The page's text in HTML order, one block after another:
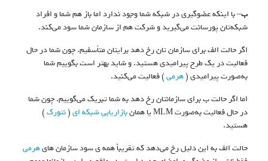
ب– با اینکه عضوگیری در شبکه شما وجود ندارد اما باز هم شما و افراد
شبکه‌تان پورسانت می‌گیرید و شرکت هم از سازمان شما سود می‌کند.
اگر حالت الف برای سازمان تان رخ دهد برایتان متأسفیم. چون شما در حال
فعالیت در یک طرح پیرامیدی هستید. و شاید بهتر است بگوییم شما
به‌صورت پیرامیدی (هرمی) فعالیت می‌کنید.
اما اگر حالت ب برای سازمانتان رخ دهد به شما تبریک می‌گوییم. چون شما
در حال فعالیت به‌صورت MLM یا همان
بازاریابی شبکه ای(نتورک)
هستید.
حالت الف به این دلیل رخ می‌دهد که تقریباً همه ی سود سازمان هایهرمی